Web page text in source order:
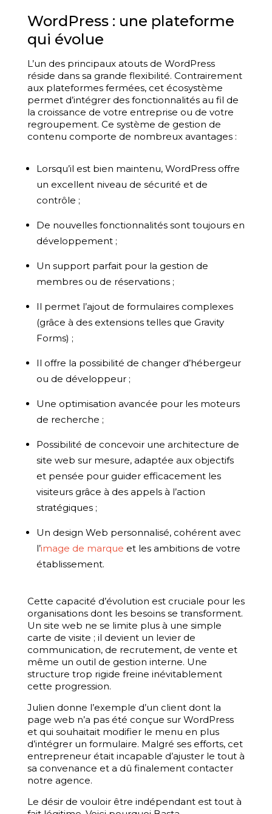
WordPress : une plateforme
qui évolue
L’un des principaux atouts de WordPress
réside dans sa grande flexibilité. Contrairement
aux plateformes fermées, cet écosystème
permet d’intégrer des fonctionnalités au fil de
la croissance de votre entreprise ou de votre
regroupement. Ce système de gestion de
contenu comporte de nombreux avantages :
Lorsqu’il est bien maintenu, WordPress offre
un excellent niveau de sécurité et de
contrôle ;
De nouvelles fonctionnalités sont toujours en
développement ;
Un support parfait pour la gestion de
membres ou de réservations ;
Il permet l’ajout de formulaires complexes
(grâce à des extensions telles que Gravity
Forms) ;
Il offre la possibilité de changer d’hébergeur
ou de développeur ;
Une optimisation avancée pour les moteurs
de recherche ;
Possibilité de concevoir une architecture de
site web sur mesure, adaptée aux objectifs
et pensée pour guider efficacement les
visiteurs grâce à des appels à l’action
stratégiques ;
Un design Web personnalisé, cohérent avec
l’image de marque et les ambitions de votre
établissement.
Cette capacité d’évolution est cruciale pour les
organisations dont les besoins se transforment.
Un site web ne se limite plus à une simple
carte de visite ; il devient un levier de
communication, de recrutement, de vente et
même un outil de gestion interne. Une
structure trop rigide freine inévitablement
cette progression.
Julien donne l’exemple d’un client dont la
page web n’a pas été conçue sur WordPress
et qui souhaitait modifier le menu en plus
d’intégrer un formulaire. Malgré ses efforts, cet
entrepreneur était incapable d’ajuster le tout à
sa convenance et a dû finalement contacter
notre agence.
Le désir de vouloir être indépendant est tout à